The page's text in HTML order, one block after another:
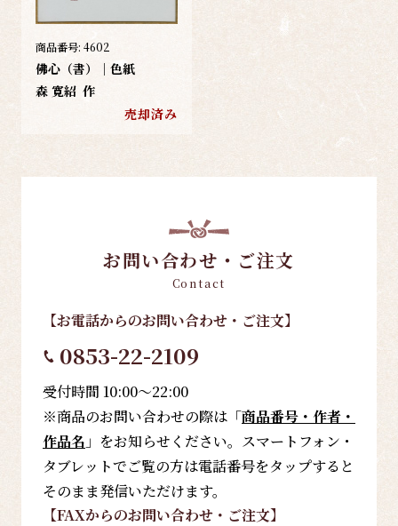
商品番号: 4602
佛心（書）｜色紙
森 寛紹 作
売却済み
お問い合わせ・ご注文
Contact
【お電話からのお問い合わせ・ご注文】
0853-22-2109
受付時間 10:00～22:00
※商品のお問い合わせの際は「商品番号・作者・
作品名 」をお知らせください。スマートフォン・
タブレットでご覧の方は電話番号をタップすると
そのまま発信いただけます。
【FAXからのお問い合わせ・ご注文】